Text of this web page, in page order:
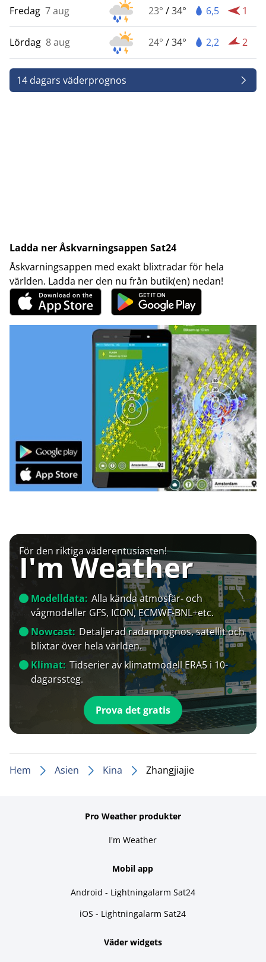
Fredag 7 aug 23° /34° 6,5 1
Lördag 8 aug 24° /34° 2,2 2
14 dagars väderprognos
Ladda ner Åskvarningsappen Sat24
Åskvarningsappen med exakt blixtradar för hela
världen. Ladda ner den nu från butik(en) nedan!
För den riktiga väderentusiasten!
I'm Weather
Modelldata: Alla kända atmosfär- och
vågmodeller GFS, ICON, ECMWF-BNL+etc.
Nowcast: Detaljerad radarprognos, satellit och
blixtar över hela världen.
Klimat: Tidserier av klimatmodell ERA5 i 10-
dagarssteg.
Prova det gratis
Hem Asien Kina Zhangjiajie
Pro Weather produkter
I'm Weather
Mobil app
Android - Lightningalarm Sat24
iOS - Lightningalarm Sat24
Väder widgets